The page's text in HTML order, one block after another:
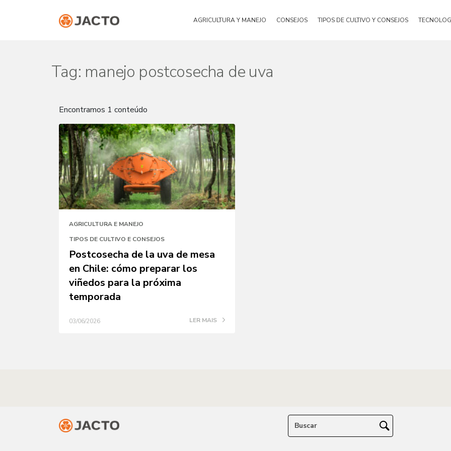
AGRICULTURA Y MANEJO CONSEJOS TIPOS DE CULTIVO Y CONSEJOS
Tag: manejo postcosecha de uva
Encontramos 1 conteúdo
AGRICULTURA E MANEJO
TIPOS DE CULTIVO E CONSEJOS
Postcosecha de la uva de mesa
en Chile: cómo preparar los
viñedos para la próxima
temporada
03/06/2026 LER MAIS